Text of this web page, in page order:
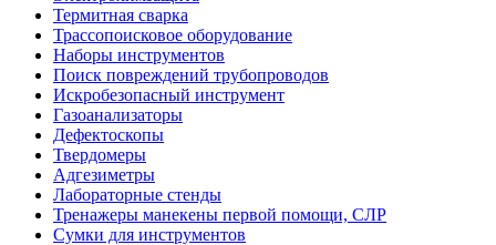
Термитная сварка
Трассопоисковое оборудование
Наборы инструментов
Поиск повреждений трубопроводов
Искробезопасный инструмент
Газоанализаторы
Дефектоскопы
Твердомеры
Адгезиметры
Лабораторные стенды
Тренажеры манекены первой помощи, СЛР
Сумки для инструментов